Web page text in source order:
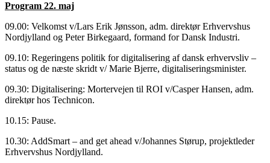
Program 22. maj
09.00: Velkomst v/Lars Erik Jønsson, adm. direktør Erhvervshus
Nordjylland og Peter Birkegaard, formand for Dansk Industri.
09.10: Regeringens politik for digitalisering af dansk erhvervsliv –
status og de næste skridt v/ Marie Bjerre, digitaliseringsminister.
09.30: Digitalisering: Mortervejen til ROI v/Casper Hansen, adm.
direktør hos Technicon.
10.15: Pause.
10.30: AddSmart – and get ahead v/Johannes Størup, projektleder
Erhvervshus Nordjylland.